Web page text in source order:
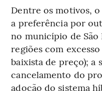
Dentre os motivos,
a preferência por
no município de São
regiões com
baixista de preço); a
cancelamento do
adoção do sistema